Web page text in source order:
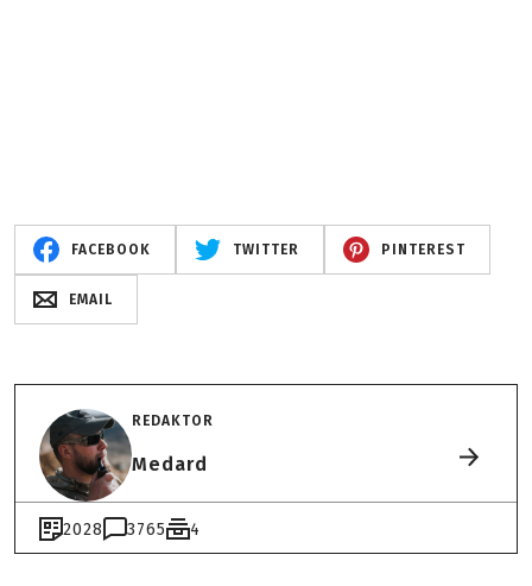
FACEBOOK TWITTER PINTEREST
EMAIL
REDAKTOR
Medard
2028 3765 4